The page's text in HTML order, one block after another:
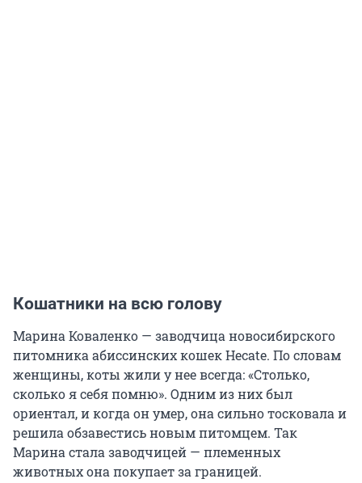
Кошатники на всю голову
Марина Коваленко — заводчица новосибирского
питомника абиссинских кошек Hecate. По словам
женщины, коты жили у нее всегда: «Столько,
сколько я себя помню». Одним из них был
ориентал, и когда он умер, она сильно тосковала и
решила обзавестись новым питомцем. Так
Марина стала заводчицей — племенных
животных она покупает за границей.